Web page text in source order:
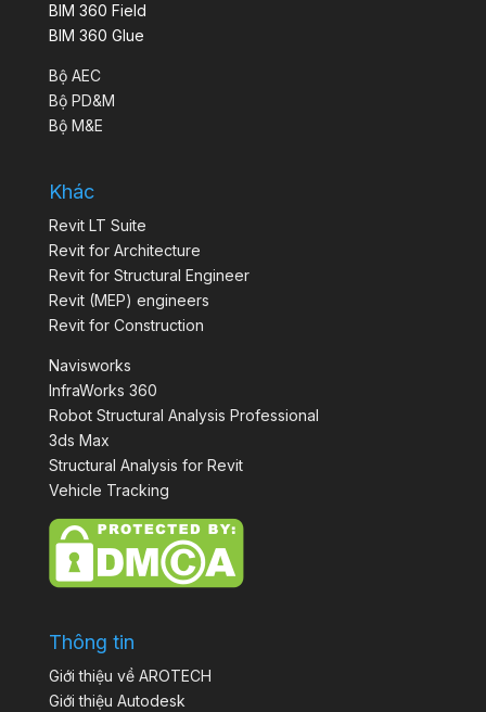
BIM 360 Field
BIM 360 Glue
Bộ AEC
Bộ PD&M
Bộ M&E
Khác
Revit LT Suite
Revit for Architecture
Revit for Structural Engineer
Revit (MEP) engineers
Revit for Construction
Navisworks
InfraWorks 360
Robot Structural Analysis Professional
3ds Max
Structural Analysis for Revit
Vehicle Tracking
Thông tin
Giới thiệu về AROTECH
Giới thiệu Autodesk